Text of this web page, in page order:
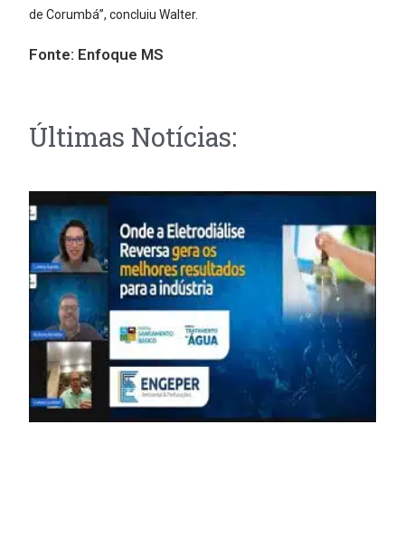
de Corumbá”, concluiu Walter.
Fonte: Enfoque MS
Últimas Notícias: